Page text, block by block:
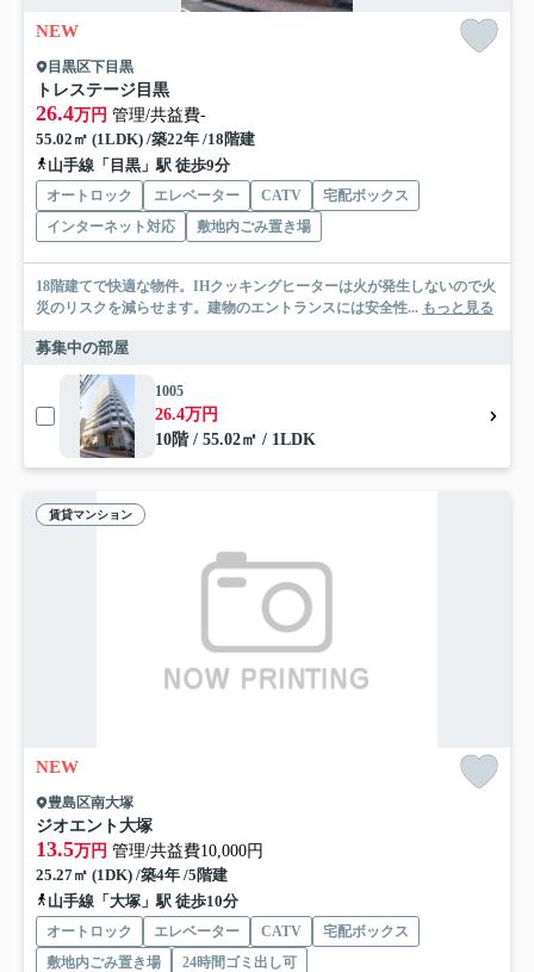
NEW
目黒区下目黒
トレステージ目黒
26.4万円 管理/共益費-
55.02㎡ (1LDK) /築22年 /18階建
山手線「目黒」駅 徒歩9分
オートロック エレベーター CATV
宅配ボックス
インターネット対応
敷地内ごみ置き場
18階建てで快適な物件。IHクッキングヒーターは火が発生しないので火
災のリスクを減らせます。建物のエントランスには安全性... もっと見る
募集中の部屋
1005
26.4万円
10階 / 55.02㎡ / 1LDK
賃貸マンション
NEW
豊島区南大塚
ジオエント大塚
13.5万円 管理/共益費10,000円
25.27㎡ (1DK) /築4年 /5階建
山手線「大塚」駅 徒歩10分
オートロック エレベーター CATV
宅配ボックス
敷地内ごみ置き場
24時間ゴミ出し可